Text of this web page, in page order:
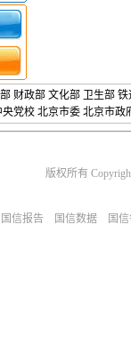
财政部 文化部 卫生部 铁
央党校 北京市委 北京市政
版权所有
国信报告 国信数据 国信